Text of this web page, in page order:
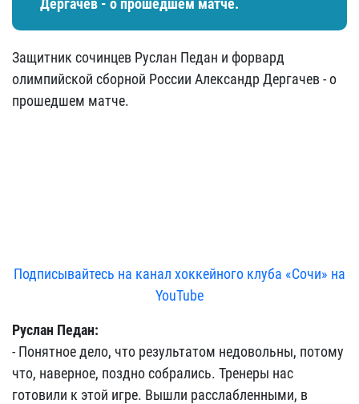
Дергачев - о прошедшем матче.
Защитник сочинцев Руслан Педан и форвард
олимпийской сборной России Александр Дергачев - о
прошедшем матче.
Подписывайтесь на канал хоккейного клуба «Сочи» на
YouTube
Руслан Педан:
- Понятное дело, что результатом недовольны, потому
что, наверное, поздно собрались. Тренеры нас
готовили к этой игре. Вышли расслабленными, в